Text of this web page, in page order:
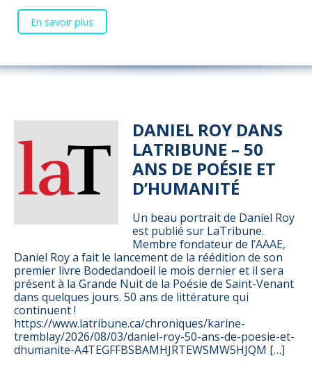
En savoir plus
DANIEL ROY DANS
LATRIBUNE – 50
ANS DE POÉSIE ET
D’HUMANITÉ
Un beau portrait de Daniel Roy
est publié sur LaTribune.
Membre fondateur de l’AAAE,
Daniel Roy a fait le lancement de la réédition de son
premier livre Bodedandoeil le mois dernier et il sera
présent à la Grande Nuit de la Poésie de Saint-Venant
dans quelques jours. 50 ans de littérature qui
continuent !
https://www.latribune.ca/chroniques/karine-
tremblay/2026/08/03/daniel-roy-50-ans-de-poesie-et-
dhumanite-A4TEGFFBSBAMHJRTEWSMW5HJQM […]